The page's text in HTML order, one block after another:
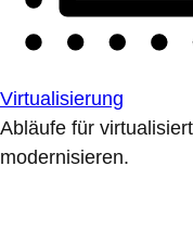
Virtualisierung
Abläufe für
modernisieren.